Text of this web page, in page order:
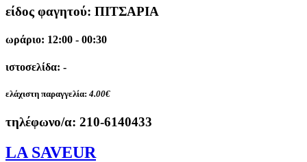
είδος φαγητού: ΠΙΤΣΑΡΙΑ
ωράριο: 12:00 - 00:30
ιστοσελίδα: -
ελάχιστη παραγγελία: 4.00€
τηλέφωνο/α: 210-6140433
LA SAVEUR